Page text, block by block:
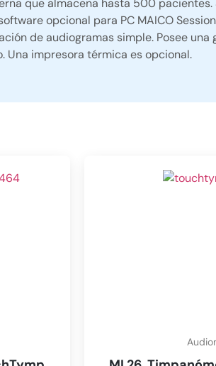
que almacena hasta 500
opcional para PC MAICO
de audiogramas simple. Posee
impresora térmica es opcional.